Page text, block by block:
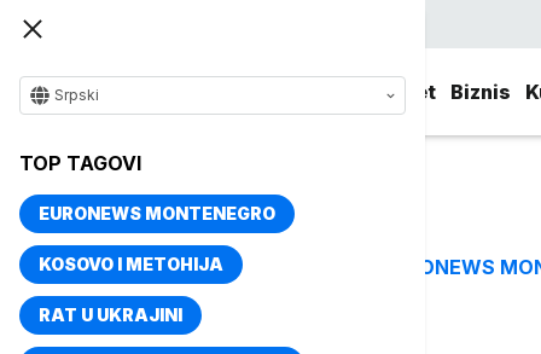
Svet Biznis
Srpski
TOP TAGOVI
EURONEWS MONTENEGRO
KOSOVO I METOHIJA
RAT U UKRAJINI
TOP TAGOVI EURONEWS
Naslovna Evropa